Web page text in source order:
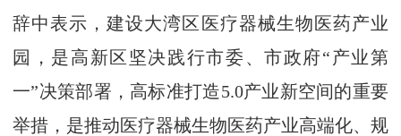
辞中表示，建设大湾区医疗器械生物医药产业
园，是高新区坚决践行市委、市政府“产业第
一”决策部署，高标准打造5.0产业新空间的重要
举措，是推动医疗器械生物医药产业高端化、规